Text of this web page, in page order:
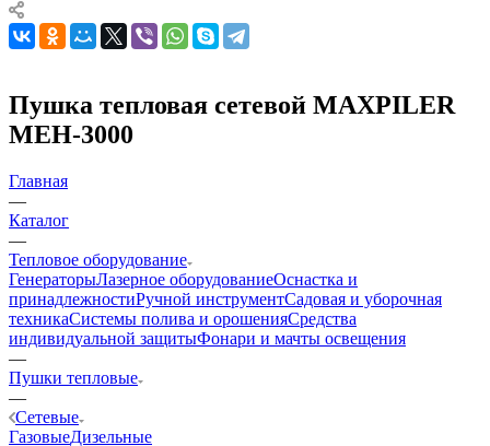
Пушка тепловая сетевой MAXPILER
MEH-3000
Главная
—
Каталог
—
Тепловое оборудование
ГенераторыЛазерное оборудованиеОснастка и
принадлежностиРучной инструментСадовая и уборочная
техникаСистемы полива и орошенияСредства
индивидуальной защитыФонари и мачты освещения
—
Пушки тепловые
—
Сетевые
ГазовыеДизельные